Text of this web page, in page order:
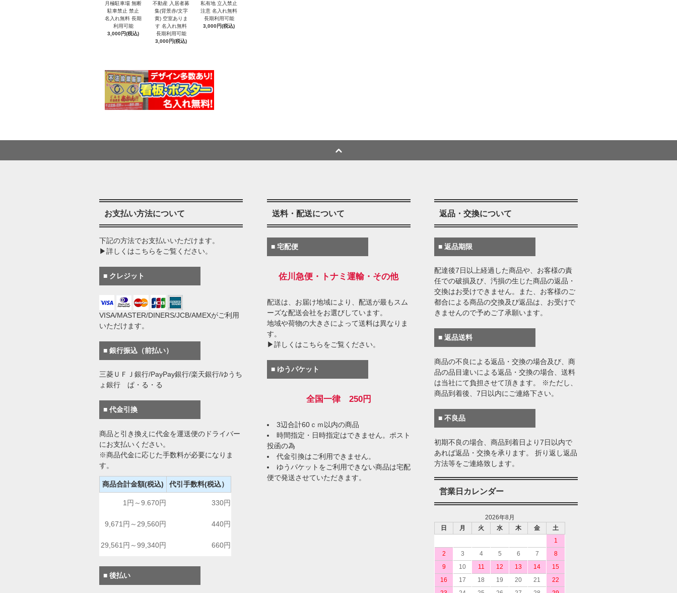
月極駐車場 無断
駐車禁止 禁止
名入れ無料 長期
利用可能
3,000円(税込)
不動産 入居者募
集(背景赤/文字
黄) 空室ありま
す 名入れ無料
長期利用可能
3,000円(税込)
私有地 立入禁止
注意 名入れ無料
長期利用可能
3,000円(税込)
お支払い方法について
下記の方法でお支払いいただけます。
▶詳しくはこちらをご覧ください。
■ クレジット
VISA/MASTER/DINERS/JCB/AMEXがご利用
いただけます。
■ 銀行振込（前払い）
三菱ＵＦＪ銀行/PayPay銀行/楽天銀行/ゆうち
ょ銀行 ぱ・る・る
■ 代金引換
商品と引き換えに代金を運送便のドライバー
にお支払いください。
※商品代金に応じた手数料が必要になりま
す。
商品合計金額(税込) 代引手数料(税込）
1円～9.670円 330円
9,671円～29,560円 440円
29,561円～99,340円 660円
■ 後払い
送料・配送について
■ 宅配便
佐川急便・トナミ運輸・その他
配送は、お届け地域により、配送が最もスム
ーズな配送会社をお選びしています。
地域や荷物の大きさによって送料は異なりま
す。
▶詳しくはこちらをご覧ください。
■ ゆうパケット
全国一律 250円
3辺合計60ｃｍ以内の商品
時間指定・日時指定はできません。ポスト
投函の為
代金引換はご利用できません。
ゆうパケットをご利用できない商品は宅配
便で発送させていただきます。
返品・交換について
■ 返品期限
配達後7日以上経過した商品や、お客様の責
任での破損及び、汚損の生じた商品の返品・
交換はお受けできません。また、お客様のご
都合による商品の交換及び返品は、お受けで
きませんので予めご了承願います。
■ 返品送料
商品の不良による返品・交換の場合及び、商
品の品目違いによる返品・交換の場合、送料
は当社にて負担させて頂きます。 ※ただし、
商品到着後、7日以内にご連絡下さい。
■ 不良品
初期不良の場合、商品到着日より7日以内で
あれば返品・交換を承ります。 折り返し返品
方法等をご連絡致します。
営業日カレンダー
2026年8月
日
月 火 水 木 金
土
1
2
3 4 5 6 7
8
9
10 11 12 13 14
15
16
17 18 19 20 21
22